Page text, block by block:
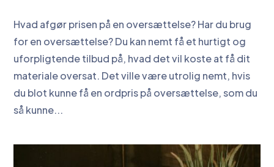
Hvad afgør prisen på en oversættelse? Har du brug
for en oversættelse? Du kan nemt få et hurtigt og
uforpligtende tilbud på, hvad det vil koste at få dit
materiale oversat. Det ville være utrolig nemt, hvis
du blot kunne få en ordpris på oversættelse, som du
så kunne...